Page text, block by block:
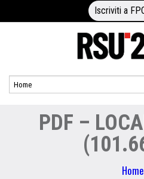
Iscriviti a
PDF –
Home